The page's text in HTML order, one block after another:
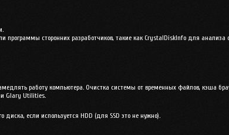
программы сторонних разработчиков, такие какCrystalDiskInfo для анализа
работу компьютера. Очистка системы от временных файлов, кэша
Glary Utilities.
диска, если используется HDD (для SSD это не нужно).